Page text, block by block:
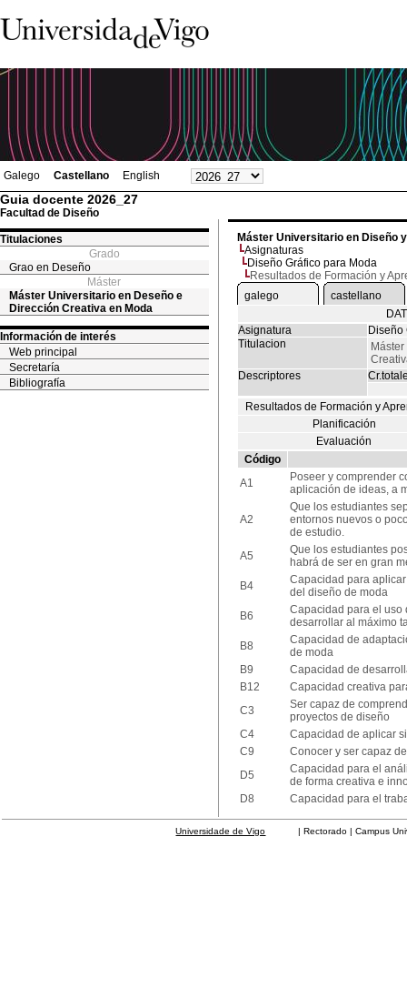
Galego Castellano English
Guia docente 2026_27
Facultad de Diseño
Titulaciones
Grado
Grao en Deseño
Máster
Máster Universitario en Deseño e
Dirección Creativa en Moda
Información de interés
Web principal
Secretaría
Bibliografía
Máster Universitario en Diseño
Asignaturas
Diseño Gráfico para Moda
Resultados de Formación y
galego
castellano
Asignatura
Diseño
Titulacion
Descriptores
Resultados de Formación y
Planificación
Evaluación
Código
A1
Poseer y comprender
aplicación de ideas, a
A2
Que los estudiantes
entornos nuevos o
de estudio.
A5
Que los estudiantes
habrá de ser en gran
B4
Capacidad para
del diseño de moda
B6
Capacidad para el uso
desarrollar al máximo
B8
Capacidad de
de moda
B9
Capacidad de
B12
Capacidad creativa
C3
Ser capaz de
proyectos de diseño
C4
Capacidad de aplicar
C9
Conocer y ser capaz
D5
Capacidad para el
de forma creativa e
D8
Capacidad para el
Universidade de Vigo | Rectorado | Campus